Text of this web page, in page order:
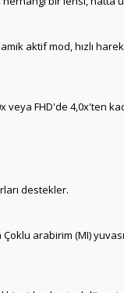
aktif mod, hızlı
veya FHD'de 4,0x'ten
destekler.
arabirim (MI)